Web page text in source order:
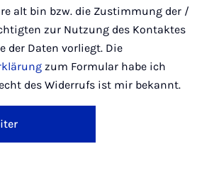
alt bin bzw. die Zustimmung der /
zur Nutzung des Kontaktes
der Daten vorliegt. Die
zum Formular habe ich
des Widerrufs ist mir bekannt.